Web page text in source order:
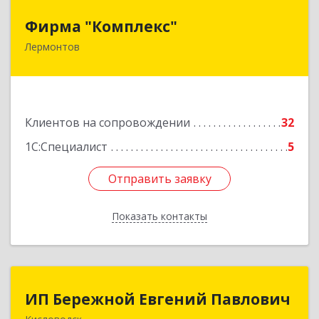
Фирма "Комплекс"
Лермонтов
Клиентов на сопровождении
32
1С:Специалист
5
Отправить заявку
Показать контакты
357348, Ставропольский край, Лермонтов г,
Отправить заявку
Назад
ИП Бережной Евгений Павлович
ИП Бережной Евгений Павлович